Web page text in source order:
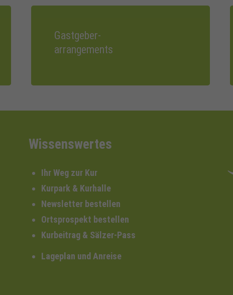
Gastgeber-
arrangements
Wissenswertes
Ihr Weg zur Kur
Kurpark & Kurhalle
Newsletter bestellen
Ortsprospekt bestellen
Kurbeitrag & Sälzer-Pass
Lageplan und Anreise